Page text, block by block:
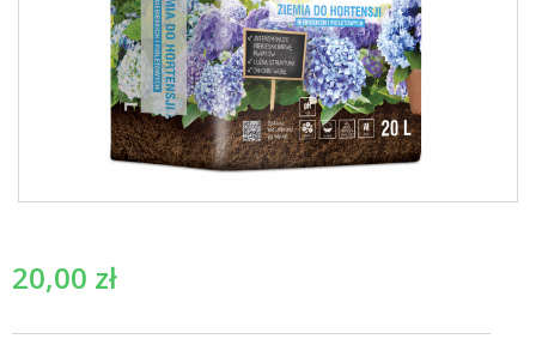
20,00 zł